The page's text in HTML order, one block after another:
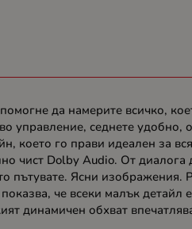
да намерите всичко,
управление, седнете удобно,
което го прави идеален за
чист Dolby Audio. От диалога
пътувате. Ясни изображения.
че всеки малък детайл
динамичен обхват